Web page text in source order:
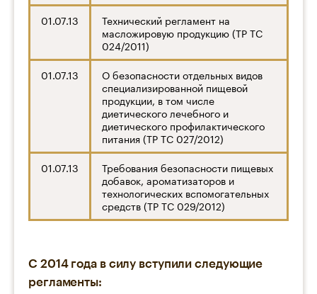
01.07.13
Технический регламент на
масложировую продукцию (ТР ТС
024/2011)
01.07.13
О безопасности отдельных видов
специализированной пищевой
продукции, в том числе
диетического лечебного и
диетического профилактического
питания (ТР ТС 027/2012)
01.07.13
Требования безопасности пищевых
добавок, ароматизаторов и
технологических вспомогательных
средств (ТР ТС 029/2012)
С 2014 года в силу вступили следующие
регламенты: